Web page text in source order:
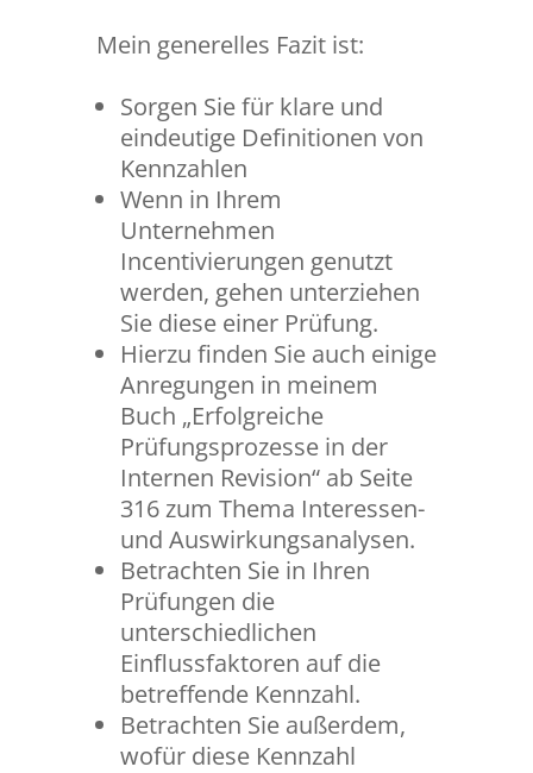
Mein generelles Fazit ist:
Sorgen Sie für klare und
eindeutige Definitionen von
Kennzahlen
Wenn in Ihrem
Unternehmen
Incentivierungen genutzt
werden, gehen unterziehen
Sie diese einer Prüfung.
Hierzu finden Sie auch einige
Anregungen in meinem
Buch „Erfolgreiche
Prüfungsprozesse in der
Internen Revision“ ab Seite
316 zum Thema Interessen-
und Auswirkungsanalysen.
Betrachten Sie in Ihren
Prüfungen die
unterschiedlichen
Einflussfaktoren auf die
betreffende Kennzahl.
Betrachten Sie außerdem,
wofür diese Kennzahl